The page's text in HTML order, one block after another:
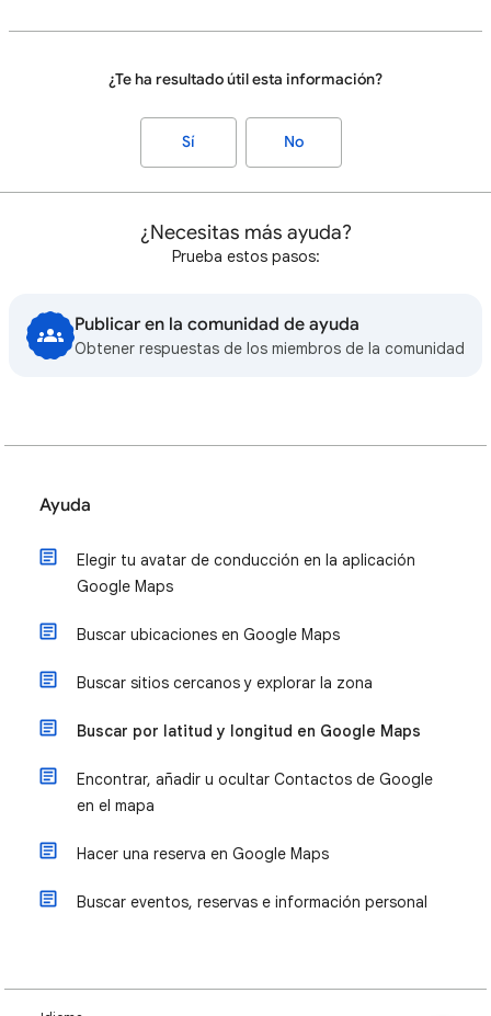
¿Te ha resultado útil esta información?
Sí No
¿Necesitas más ayuda?
Prueba estos pasos:
Publicar en la comunidad de ayuda
Obtener respuestas de los miembros de la comunidad
Ayuda
Elegir tu avatar de conducción en la aplicación
Google Maps
Buscar ubicaciones en Google Maps
Buscar sitios cercanos y explorar la zona
Buscar por latitud y longitud en Google Maps
Encontrar, añadir u ocultar Contactos de Google
en el mapa
Hacer una reserva en Google Maps
Buscar eventos, reservas e información personal